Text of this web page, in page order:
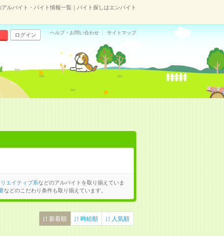
ルバイト・バイト情報一覧｜バイト探しはエンバイト
ログイン ヘルプ・お問い合わせ サイトマップ
リエイティブ系などのアルバイトを取り揃えていま
などのこだわり条件も取り揃えています。
新着順 時給順 人気順